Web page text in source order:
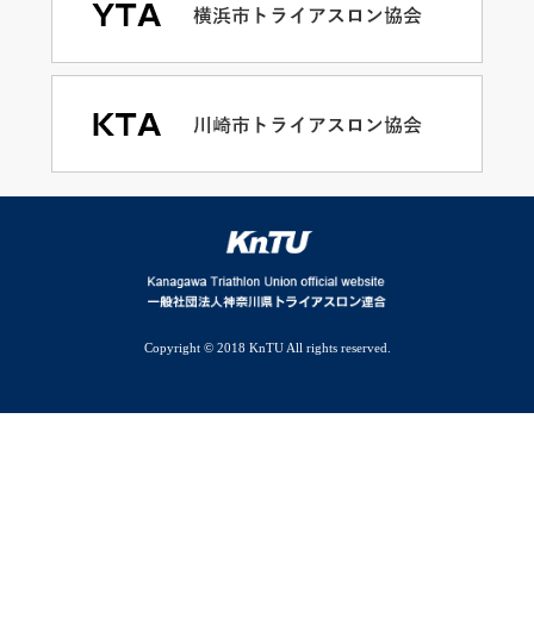
Copyright © 2018 KnTU All rights reserved.